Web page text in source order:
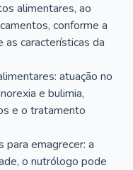
alimentares, ao
conforme a
as características da
atuação no
e bulimia,
e o tratamento
para emagrecer: a
o nutrólogo pode